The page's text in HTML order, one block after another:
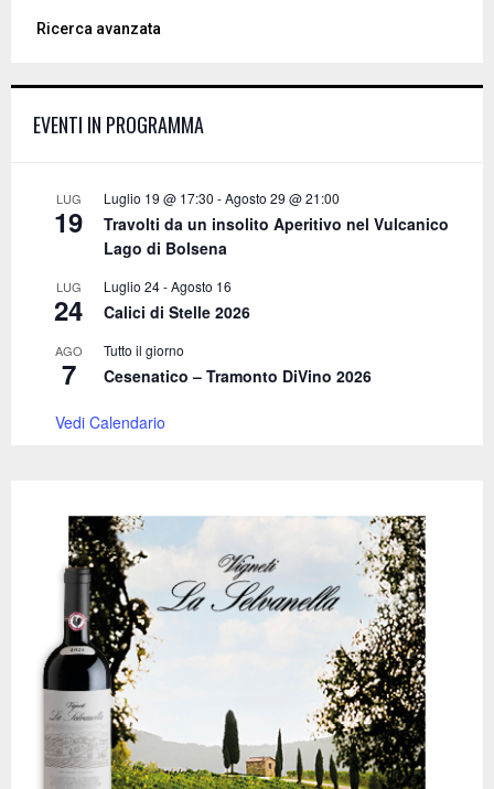
r
o
Ricerca avanzata
EVENTI IN PROGRAMMA
LUG
19
Luglio 19 @ 17:30 -Agosto 29 @ 21:00
Travolti da un insolito Aperitivo nel Vulcanico
Lago di Bolsena
LUG
24
Luglio 24-Agosto 16
Calici di Stelle 2026
AGO
7
Tutto il giorno
Cesenatico – Tramonto DiVino 2026
Vedi Calendario